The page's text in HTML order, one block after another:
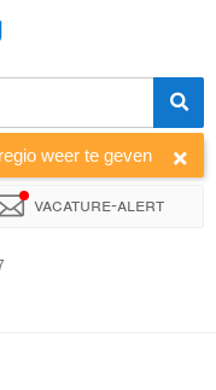
weer te geven
Vacature-alert